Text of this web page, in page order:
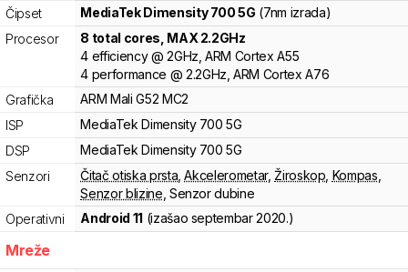
Čipset
MediaTekDimensity 700 5G (7nm izrada)
Procesor
8 total cores , MAX 2.2GHz
4 efficiency @ 2GHz,ARM Cortex A55
4 performance @ 2.2GHz,ARM Cortex A76
Grafička
ARM Mali G52 MC2
ISP
MediaTek Dimensity 700 5G
DSP
MediaTek Dimensity 700 5G
Senzori
Čitač otiska prsta ,Akcelerometar,Žiroskop Kompas
Senzor blizine Senzor dubine
Operativni
Android 11 (izašao septembar 2020.)
Mreže